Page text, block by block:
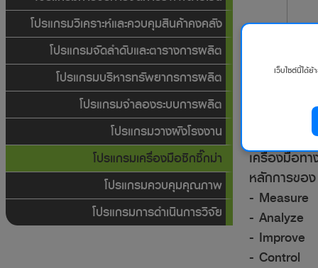
เว็บไซต์นี้ได้
โปรแกรมเ
เครื่องมือทา
หลักการขอ
- Measure
- Analyze
- Improve
- Control
โปรแกรมวิเคราะห์และควบคุมสินค้าคงคลัง
โปรแกรมจัดลำดับและตารางการผลิต
โปรแกรมบริหารทรัพยากรการผลิต
โปรแกรมจำลองระบบการผลิต
โปรแกรมวางผังโรงงาน
โปรแกรมเครื่องมือซิกซิ๊กม่า
โปรแกรมควบคุมคุณภาพ
โปรแกรมการดำเนินการวิจัย